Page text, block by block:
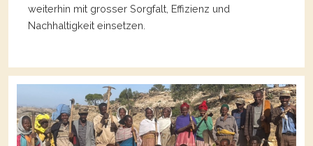
weiterhin mit grosser Sorgfalt, Effizienz und
Nachhaltigkeit einsetzen.